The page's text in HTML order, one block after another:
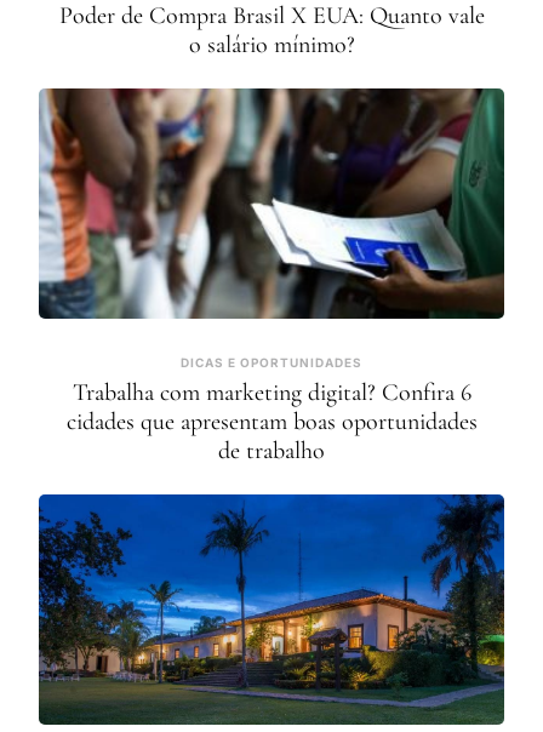
Poder de Compra Brasil X EUA: Quanto vale
o salário mínimo?
DICAS E OPORTUNIDADES
Trabalha com marketing digital? Confira 6
cidades que apresentam boas oportunidades
de trabalho